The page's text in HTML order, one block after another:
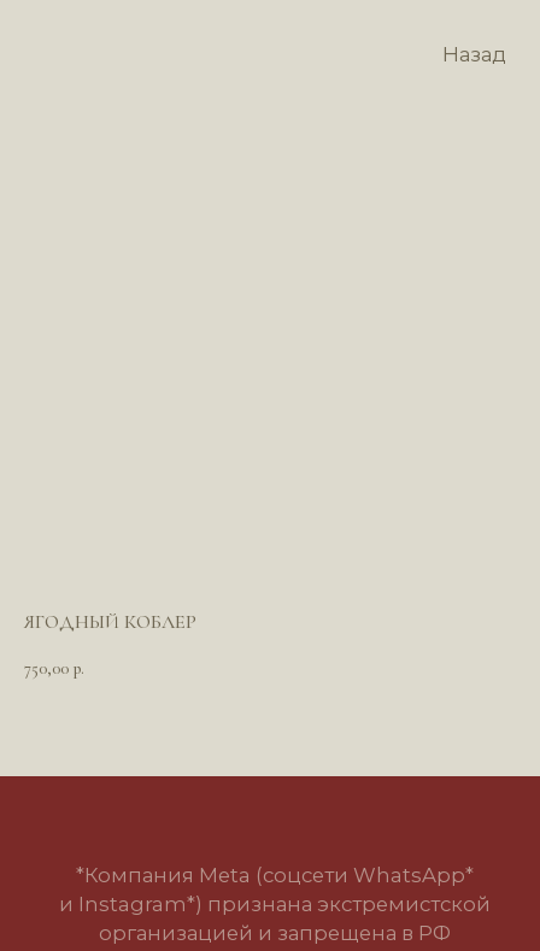
ЯГОДНЫЙ КОБЛЕР
750,00 р.
персональных данных
Пользовательское соглашение
*Компания Meta (соцсети WhatsApp*
организацией и запрещена в РФ